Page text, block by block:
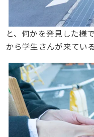
と、何かを発見した様
から学生さんが来てい